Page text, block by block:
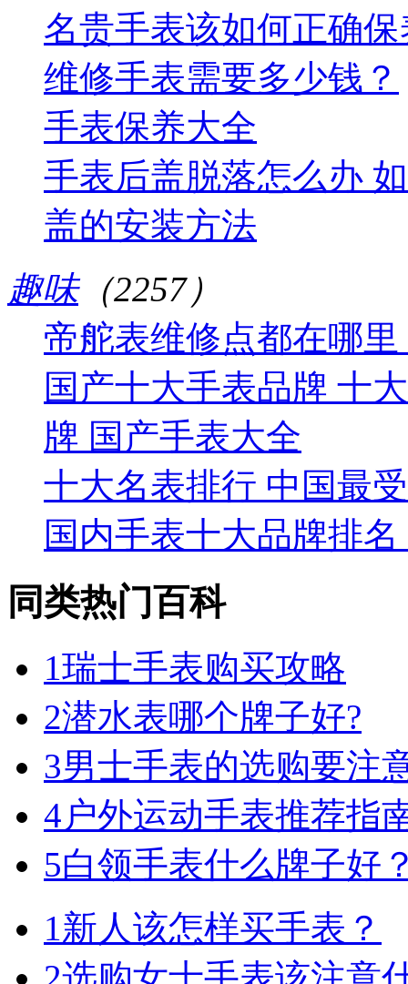
名贵手表该如何正确保
维修手表需要多少钱？
手表保养大全
手表后盖脱落怎么办
盖的安装方法
趣味（2257）
帝舵表维修点都在哪
国产十大手表品牌 十
牌 国产手表大全
十大名表排行 中国最
国内手表十大品牌排
同类热门百科
1瑞士手表购买攻略
2潜水表哪个牌子好?
3男士手表的选购要注
4户外运动手表推荐指
5白领手表什么牌子好
1新人该怎样买手表？